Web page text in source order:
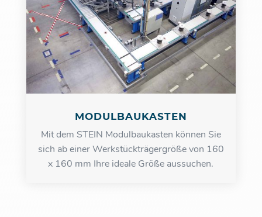
MODULBAUKASTEN
Mit dem STEIN Modulbaukasten können Sie
sich ab einer Werkstückträgergröße von 160
x 160 mm Ihre ideale Größe aussuchen.